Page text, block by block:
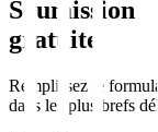
Soumission
gratuite
Remplissez le
dans les plus brefs